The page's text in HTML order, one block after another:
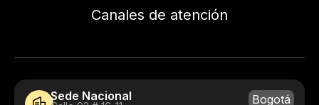
Canales de atención
Sede Nacional Bogotá